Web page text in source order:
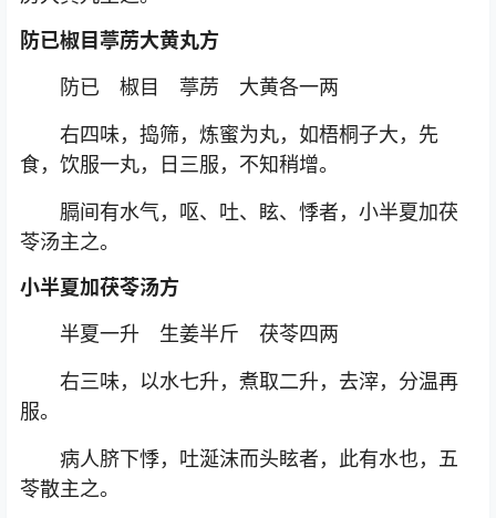
防已椒目葶苈大黄丸方
防已 椒目 葶苈 大黄各一两
右四味，捣筛，炼蜜为丸，如梧桐子大，先
食，饮服一丸，日三服，不知稍增。
膈间有水气，呕、吐、眩、悸者，小半夏加茯
苓汤主之。
小半夏加茯苓汤方
半夏一升 生姜半斤 茯苓四两
右三味，以水七升，煮取二升，去滓，分温再
服。
病人脐下悸，吐涎沫而头眩者，此有水也，五
苓散主之。